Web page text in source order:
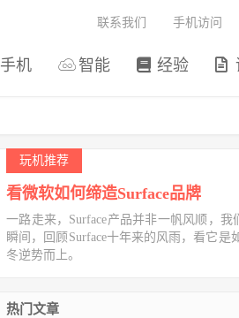
手机 智能 经验
联系我们 手机访问
玩机推荐
看微软如何缔造Surface品牌
一路走来，Surface产品并非一帆风顺，我
瞬间，回顾Surface十年来的风雨，看它是
冬逆势而上。
热门文章